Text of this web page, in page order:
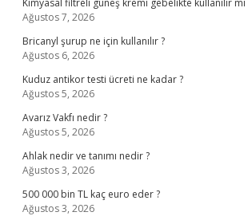
Kimyasal filtreli güneş kremi gebelikte kullanılır mı
Ağustos 7, 2026
Bricanyl şurup ne için kullanılır ?
Ağustos 6, 2026
Kuduz antikor testi ücreti ne kadar ?
Ağustos 5, 2026
Avarız Vakfı nedir ?
Ağustos 5, 2026
Ahlak nedir ve tanımı nedir ?
Ağustos 3, 2026
500 000 bin TL kaç euro eder ?
Ağustos 3, 2026